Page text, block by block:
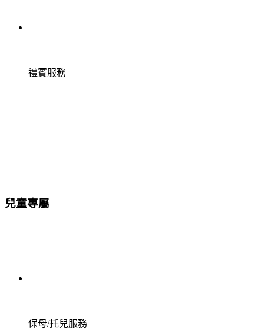
禮賓服務
兒童專屬
保母/托兒服務